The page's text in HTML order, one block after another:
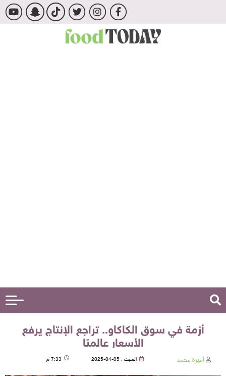
أزمة في سوق الكاكاو.. تراجع الإنتاج يرفع
الأسعار عالميًا
أميرة محمد السبت , 05-04-2025 7:33 م